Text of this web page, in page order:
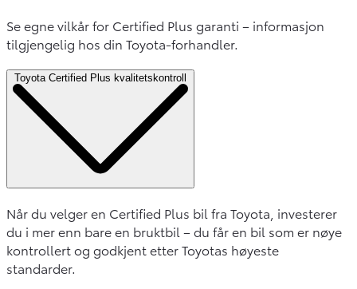
Se egne vilkår for Certified Plus garanti – informasjon
tilgjengelig hos din Toyota-forhandler.
Toyota Certified Plus kvalitetskontroll
Når du velger en Certified Plus bil fra Toyota, investerer
du i mer enn bare en bruktbil – du får en bil som er nøye
kontrollert og godkjent etter Toyotas høyeste
standarder.